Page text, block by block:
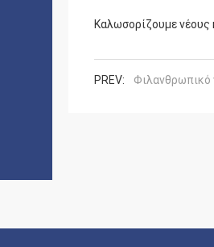
Καλωσορίζουμε νέους
PREV: Φιλανθρωπικό